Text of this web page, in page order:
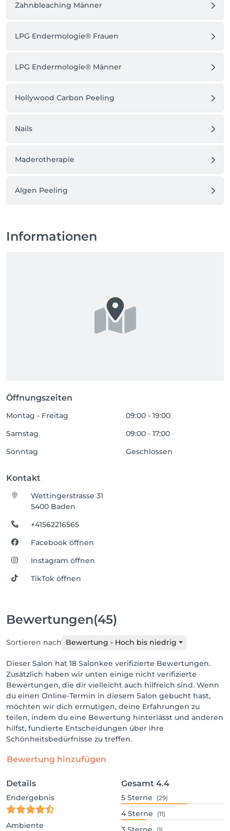
Zahnbleaching Männer
LPG Endermologie® Frauen
LPG Endermologie® Männer
Hollywood Carbon Peeling
Nails
Maderotherapie
Algen Peeling
Informationen
Öffnungszeiten
Montag - Freitag
09:00 - 19:00
Samstag
09:00 - 17:00
Sonntag
Geschlossen
Kontakt
Wettingerstrasse 31
5400 Baden
+41562216565
Facebook öffnen
Instagram öffnen
TikTok öffnen
Bewertungen(45)
Sortieren nach Bewertung - Hoch bis niedrig
Dieser Salon hat 18 Salonkee verifizierte Bewertungen.
Zusätzlich haben wir unten einige nicht verifizierte
Bewertungen, die dir vielleicht auch hilfreich sind. Wenn
du einen Online-Termin in diesem Salon gebucht hast,
möchten wir dich ermutigen, deine Erfahrungen zu
teilen, indem du eine Bewertung hinterlässt und anderen
hilfst, fundierte Entscheidungen über ihre
Schönheitsbedürfnisse zu treffen.
Bewertung hinzufügen
Details
Endergebnis
Ambiente
Gesamt 4.4
5 Sterne (29)
4 Sterne (11)